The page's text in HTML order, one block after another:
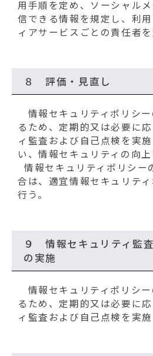
用手順を定め、ソーシャル
信できる情報を規定し、利
ィアサービスごとの責任者を
８ 評価・見直し
情報セキュリティポリシ
るため、定期的又は必要に
ィ監査および自己点検を実
い、情報セキュリティの向上
情報セキュリティポリシー
合は、適宜情報セキュリテ
行う。
９ 情報セキュリティ監
の実施
情報セキュリティポリシ
るため、定期的又は必要に
ィ監査および自己点検を実施